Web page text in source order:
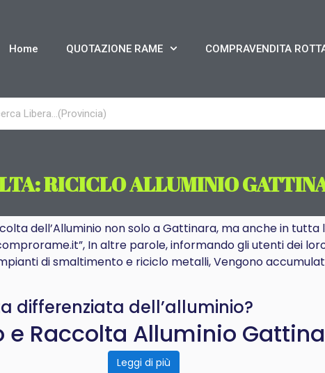
Home QUOTAZIONE RAME COMPRAVENDITA
RICICLO ALLUMINIO
dell’Alluminio non solo a Gattinara, ma anche in
In altre parole, informando gli utenti dei
di smaltimento e riciclo metalli, Vengono
differenziata dell’alluminio?
e Raccolta Alluminio
Leggi di più